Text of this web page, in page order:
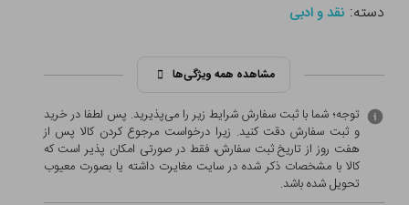
دسته: نقد و ادبی
مشاهده همه ویژگی‌ها
توجه؛ شما با ثبت سفارش شرایط زیر را می‌پذیرید. پس لطفا در خرید
و ثبت سفارش دقت کنید. زیرا درخواست مرجوع کردن کالا پس از
هفت روز از تاریخ ثبت سفارش، فقط در صورتی امکان پذیر است که
کالا با مشخصات ذکر شده در سایت مغایرت داشته یا بصورت معيوب
تحویل شده باشد.